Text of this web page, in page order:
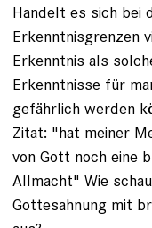
Handelt es sich bei
Erkenntnisgrenzen
Erkenntnis als
Erkenntnisse für
gefährlich werden
Zitat: "hat meiner
von Gott noch eine
Allmacht" Wie
Gottesahnung mit